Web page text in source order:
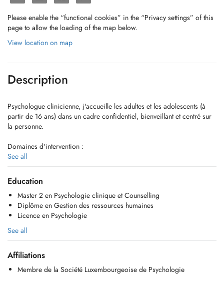
Please enable the “functional cookies” in the “Privacy settings” of this
page to allow the loading of the map below.
View location on map
Description
Psychologue clinicienne, j'accueille les adultes et les adolescents (à
partir de 16 ans) dans un cadre confidentiel, bienveillant et centré sur
la personne.
Domaines d'intervention :
Psychologie clinique (accompagnement de personnes confrontées à
des situations de souffrance psychologique, d'anxiété, de dépression,
entre autres)
Counselling
Santé au travail - harcèlement, stress et souffrance au travail
Problématiques personnelles, relationnelles et/ou professionnelles
Développement des ressources personnelles et du bien-être
psychologique
Consultations en présentiel et en ligne. Horaires flexibles : de 10h à
19h. Merci de consulter le calendrier pour connaître les disponibilités.
See all
Education
Master 2 en Psychologie clinique et Counselling
Diplôme en Gestion des ressources humaines
Licence en Psychologie
See all
Affiliations
Membre de la Société Luxembourgeoise de Psychologie